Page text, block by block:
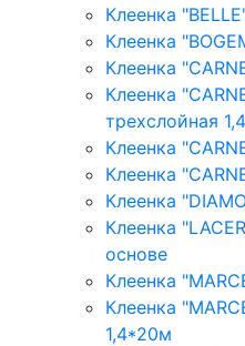
Клеенка
Клеенка
Клеенка
Клеенка
трехслойная
Клеенка
Клеенка
Клеенка
Клеенка
основе
Клеенка
Клеенка
1,4*20м